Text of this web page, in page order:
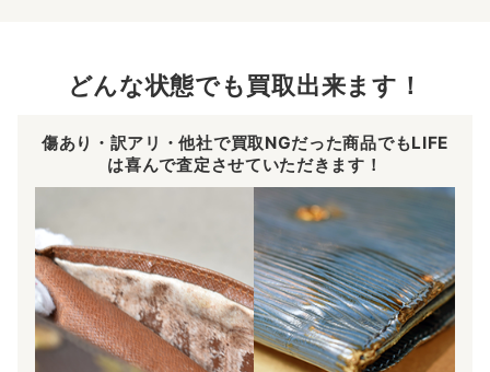
どんな状態でも買取出来ます！
傷あり・訳アリ・他社で買取NGだった商品でもLIFE
は喜んで査定させていただきます！